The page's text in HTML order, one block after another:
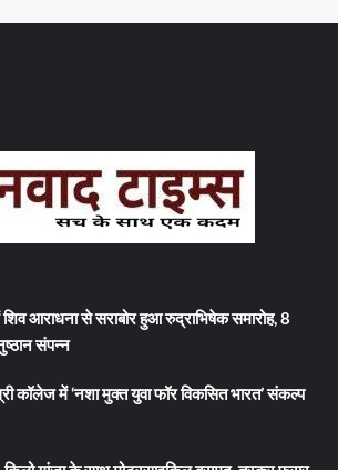
आराधना से सराबोर हुआ रुद्राभिषेक समारोह, 8
संपन्न
कॉलेज में ‘नशा मुक्त युवा फॉर विकसित भारत’ संकल्प